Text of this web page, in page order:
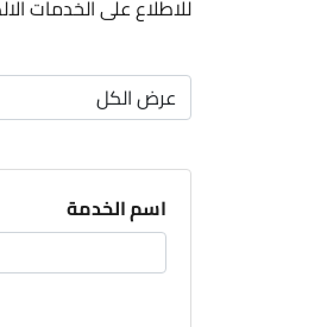
للاطلاع على الخدمات
اسم الخدمة